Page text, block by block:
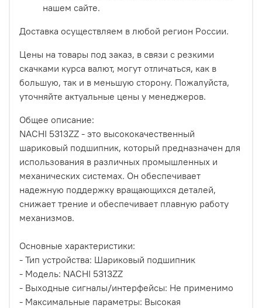
нашем сайте.
Доставка осуществляем в любой регион России.
Цены на товары под заказ, в связи с резкими
скачками курса валют, могут отличаться, как в
большую, так и в меньшую сторону. Пожалуйста,
уточняйте актуальные цены у менеджеров.
Общее описание:
NACHI 5313ZZ - это высококачественный
шариковый подшипник, который предназначен для
использования в различных промышленных и
механических системах. Он обеспечивает
надежную поддержку вращающихся деталей,
снижает трение и обеспечивает плавную работу
механизмов.
Основные характеристики:
- Тип устройства: Шариковый подшипник
- Модель: NACHI 5313ZZ
- Выходные сигналы/интерфейсы: Не применимо
- Максимальные параметры: Высокая